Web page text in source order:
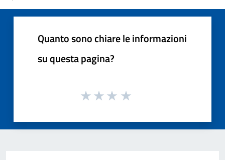
Quanto sono chiare le informazioni
su questa pagina?